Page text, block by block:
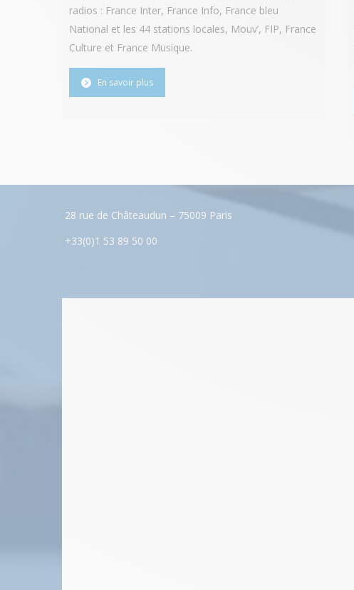
radios : France Inter, France Info, France bleu
National et les 44 stations locales, Mouv’, FIP, France
Culture et France Musique.
En savoir plus
28 rue de Châteaudun – 75009 Paris
+33(0)1 53 89 50 00